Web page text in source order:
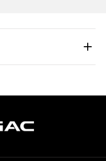
Эс Тэ — ST
— EX PREMIUM